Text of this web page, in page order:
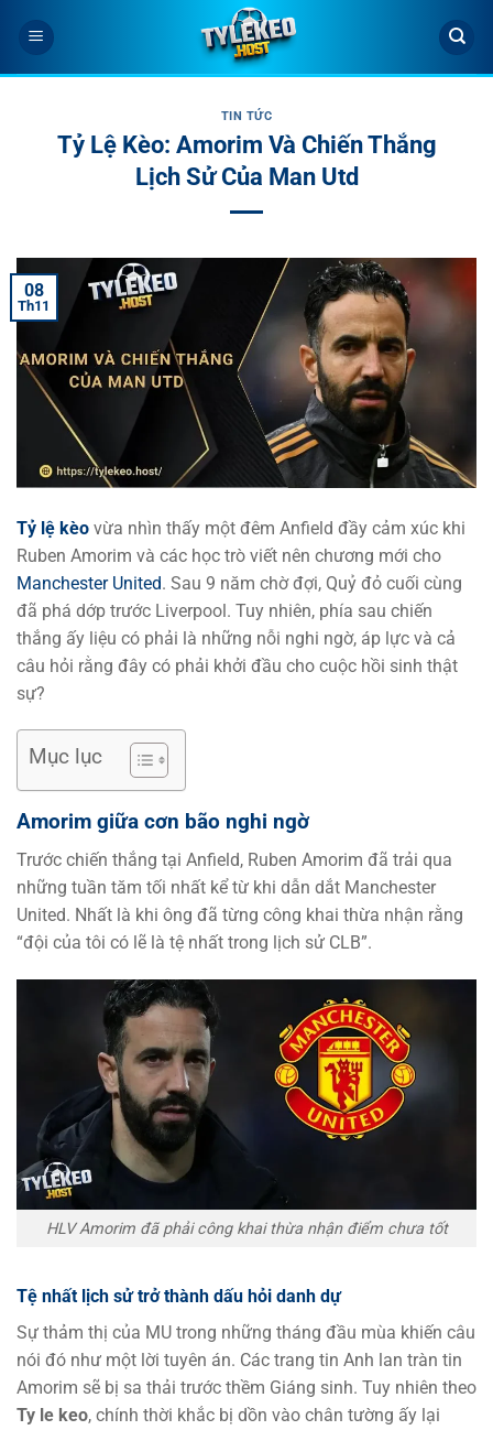
qua
nội
TIN TỨC
Tỷ Lệ Kèo: Amorim Và Chiến Thắng
Lịch Sử Của Man Utd
08
Th11
Tỷ lệ kèo vừa nhìn thấy một đêm Anfield đầy cảm xúc khi
Ruben Amorim và các học trò viết nên chương mới cho
Manchester United. Sau 9 năm chờ đợi, Quỷ đỏ cuối cùng
đã phá dớp trước Liverpool. Tuy nhiên, phía sau chiến
thắng ấy liệu có phải là những nỗi nghi ngờ, áp lực và cả
câu hỏi rằng đây có phải khởi đầu cho cuộc hồi sinh thật
sự?
Mục lục
Amorim giữa cơn bão nghi ngờ
Trước chiến thắng tại Anfield, Ruben Amorim đã trải qua
những tuần tăm tối nhất kể từ khi dẫn dắt Manchester
United. Nhất là khi ông đã từng công khai thừa nhận rằng
“đội của tôi có lẽ là tệ nhất trong lịch sử CLB”.
HLV Amorim đã phải công khai thừa nhận điểm chưa tốt
Tệ nhất lịch sử trở thành dấu hỏi danh dự
Sự thảm thị của MU trong những tháng đầu mùa khiến câu
nói đó như một lời tuyên án. Các trang tin Anh lan tràn tin
Amorim sẽ bị sa thải trước thềm Giáng sinh. Tuy nhiên theo
Ty le keo, chính thời khắc bị dồn vào chân tường ấy lại